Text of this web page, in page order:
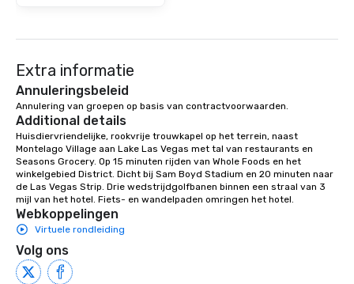
Extra informatie
Annuleringsbeleid
Annulering van groepen op basis van contractvoorwaarden.
Additional details
Huisdiervriendelijke, rookvrije trouwkapel op het terrein, naast
Montelago Village aan Lake Las Vegas met tal van restaurants en
Seasons Grocery. Op 15 minuten rijden van Whole Foods en het
winkelgebied District. Dicht bij Sam Boyd Stadium en 20 minuten naar
de Las Vegas Strip. Drie wedstrijdgolfbanen binnen een straal van 3
mijl van het hotel. Fiets- en wandelpaden omringen het hotel.
Webkoppelingen
Virtuele rondleiding
Volg ons